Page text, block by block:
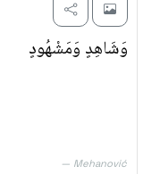
وَشَاهِدٍ وَمَشْهُودٍ
— Mehanović